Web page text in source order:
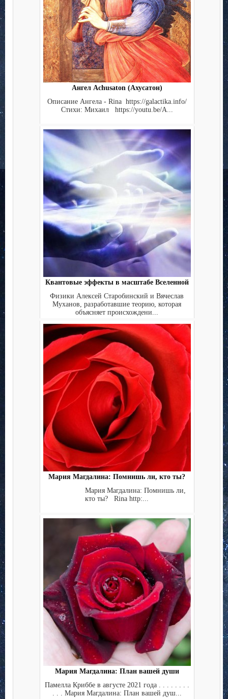
Ангел Achusaton (Ахусатон)
Описание Ангела - Rina https://galactika.info/
Стихи: Михаил https://youtu.be/A...
Квантовые эффекты в масштабе Вселенной
Физики Алексей Старобинский и Вячеслав
Муханов, разработавшие теорию, которая
объясняет происхождени...
Мария Магдалина: Помнишь ли, кто ты?
Мария Магдалина: Помнишь ли,
кто ты? Rina http:...
Мария Магдалина: План вашей души
Памелла Криббе в августе 2021 года . . . . . . . .
. . . Мария Магдалина: План вашей душ...